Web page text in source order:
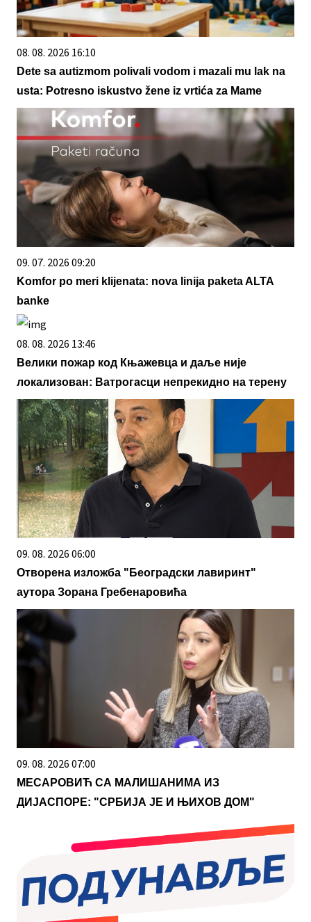
08. 08. 2026 16:10
Dete sa autizmom polivali vodom i mazali mu lak na
usta: Potresno iskustvo žene iz vrtića za Mame
09. 07. 2026 09:20
Komfor po meri klijenata: nova linija paketa ALTA
banke
08. 08. 2026 13:46
Велики пожар код Књажевца и даље није
локализован: Ватрогасци непрекидно на терену
09. 08. 2026 06:00
Отворена изложба "Београдски лавиринт"
аутора Зорана Гребенаровића
09. 08. 2026 07:00
МЕСАРОВИЋ СА МАЛИШАНИМА ИЗ
ДИЈАСПОРЕ: "СРБИЈА ЈЕ И ЊИХОВ ДОМ"